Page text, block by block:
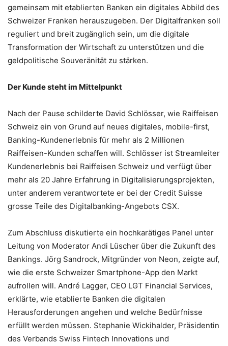
gemeinsam mit etablierten Banken ein digitales Abbild des
Schweizer Franken herauszugeben. Der Digitalfranken soll
reguliert und breit zugänglich sein, um die digitale
Transformation der Wirtschaft zu unterstützen und die
geldpolitische Souveränität zu stärken.
Der Kunde steht im Mittelpunkt
Nach der Pause schilderte David Schlösser, wie Raiffeisen
Schweiz ein von Grund auf neues digitales, mobile-first,
Banking-Kundenerlebnis für mehr als 2 Millionen
Raiffeisen-Kunden schaffen will. Schlösser ist Streamleiter
Kundenerlebnis bei Raiffeisen Schweiz und verfügt über
mehr als 20 Jahre Erfahrung in Digitalisierungsprojekten,
unter anderem verantwortete er bei der Credit Suisse
grosse Teile des Digitalbanking-Angebots CSX.
Zum Abschluss diskutierte ein hochkarätiges Panel unter
Leitung von Moderator Andi Lüscher über die Zukunft des
Bankings. Jörg Sandrock, Mitgründer von Neon, zeigte auf,
wie die erste Schweizer Smartphone-App den Markt
aufrollen will. André Lagger, CEO LGT Financial Services,
erklärte, wie etablierte Banken die digitalen
Herausforderungen angehen und welche Bedürfnisse
erfüllt werden müssen. Stephanie Wickihalder, Präsidentin
des Verbands Swiss Fintech Innovations und